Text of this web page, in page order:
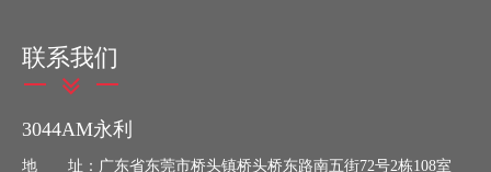
联系我们
3044AM永利
地 址：广东省东莞市桥头镇桥头桥东路南五街72号2栋108室